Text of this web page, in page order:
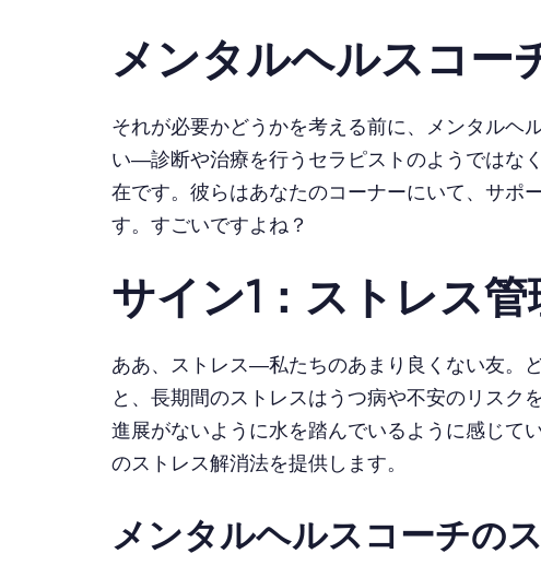
メンタルヘルスコー
それが必要かどうかを考える前に、メンタルヘ
い—診断や治療を行うセラピストのようではな
在です。彼らはあなたのコーナーにいて、サポ
す。すごいですよね？
サイン1：ストレス
ああ、ストレス—私たちのあまり良くない友。
と、長期間のストレスはうつ病や不安のリスク
進展がないように水を踏んでいるように感じて
のストレス解消法を提供します。
メンタルヘルスコーチの